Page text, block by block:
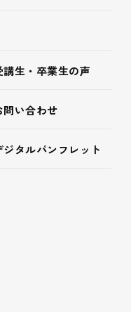
講生・卒業生の声
問い合わせ
ジタルパンフレット